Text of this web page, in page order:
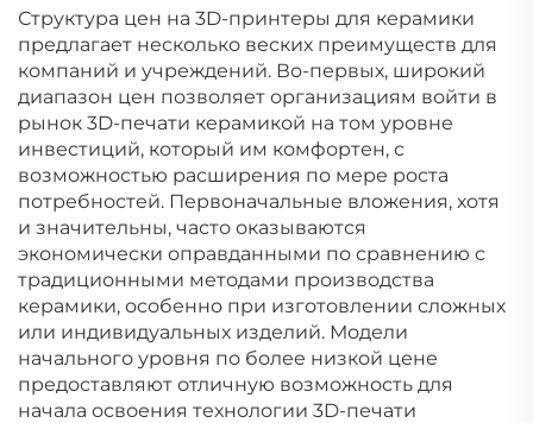
Структура цен на 3D-принтеры для керамики
предлагает несколько веских преимуществ для
компаний и учреждений. Во-первых, широкий
диапазон цен позволяет организациям войти в
рынок 3D-печати керамикой на том уровне
инвестиций, который им комфортен, с
возможностью расширения по мере роста
потребностей. Первоначальные вложения, хотя
и значительны, часто оказываются
экономически оправданными по сравнению с
традиционными методами производства
керамики, особенно при изготовлении сложных
или индивидуальных изделий. Модели
начального уровня по более низкой цене
предоставляют отличную возможность для
начала освоения технологии 3D-печати